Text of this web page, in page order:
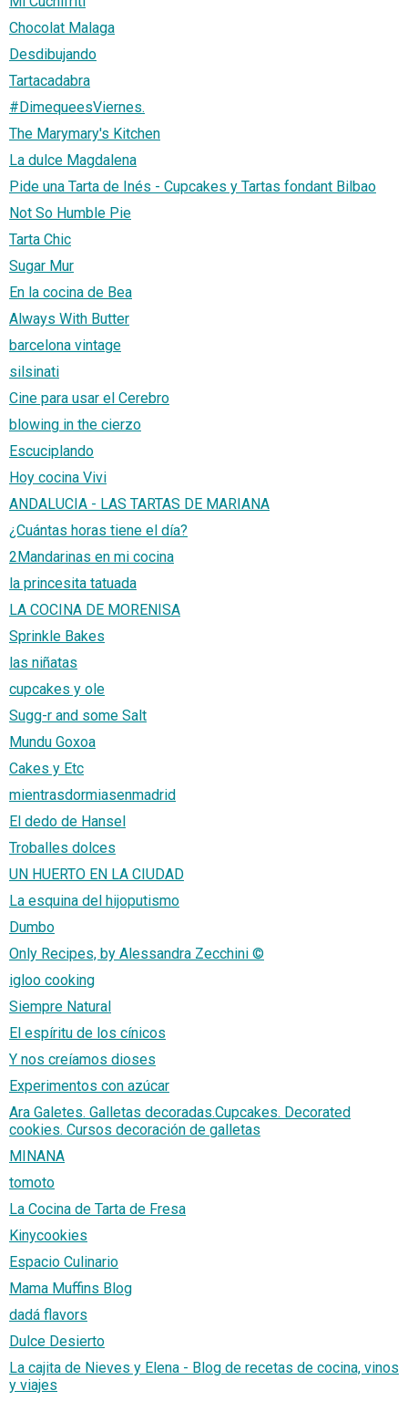
Chocolat Malaga
Desdibujando
Tartacadabra
#DimequeesViernes.
The Marymary's Kitchen
La dulce Magdalena
Pide una Tarta de Inés - Cupcakes y Tartas fondant Bilbao
Not So Humble Pie
Tarta Chic
Sugar Mur
En la cocina de Bea
Always With Butter
barcelona vintage
silsinati
Cine para usar el Cerebro
blowing in the cierzo
Escuciplando
Hoy cocina Vivi
ANDALUCIA - LAS TARTAS DE MARIANA
¿Cuántas horas tiene el día?
2Mandarinas en mi cocina
la princesita tatuada
LA COCINA DE MORENISA
Sprinkle Bakes
las niñatas
cupcakes y ole
Sugg-r and some Salt
Mundu Goxoa
Cakes y Etc
mientrasdormiasenmadrid
El dedo de Hansel
Troballes dolces
UN HUERTO EN LA CIUDAD
La esquina del hijoputismo
Dumbo
Only Recipes, by Alessandra Zecchini ©
igloo cooking
Siempre Natural
El espíritu de los cínicos
Y nos creíamos dioses
Experimentos con azúcar
Ara Galetes. Galletas decoradas.Cupcakes. Decorated
cookies. Cursos decoración de galletas
MINANA
tomoto
La Cocina de Tarta de Fresa
Kinycookies
Espacio Culinario
Mama Muffins Blog
dadá flavors
Dulce Desierto
La cajita de Nieves y Elena - Blog de recetas de cocina, vinos
y viajes